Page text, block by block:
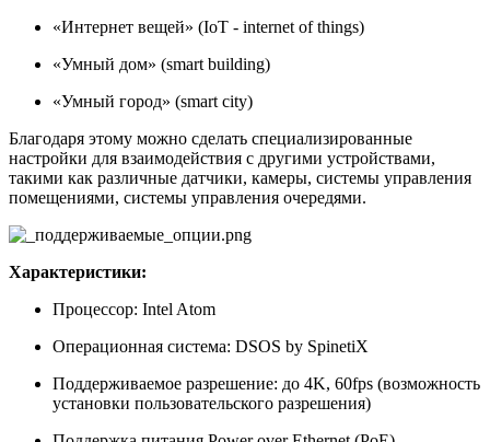
«Интернет вещей» (IoT - internet of things)
«Умный дом» (smart building)
«Умный город» (smart city)
Благодаря этому можно сделать специализированные
настройки для взаимодействия с другими устройствами,
такими как различные датчики, камеры, системы управления
помещениями, системы управления очередями.
Характеристики:
Процессор: Intel Atom
Операционная система: DSOS by SpinetiX
Поддерживаемое разрешение: до 4K, 60fps (возможность
установки пользовательского разрешения)